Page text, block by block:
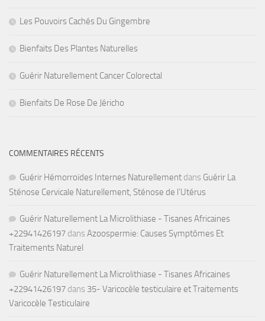
Les Pouvoirs Cachés Du Gingembre
Bienfaits Des Plantes Naturelles
Guérir Naturellement Cancer Colorectal
Bienfaits De Rose De Jéricho
COMMENTAIRES RÉCENTS
Guérir Hémorroïdes Internes Naturellement dans Guérir La
Sténose Cervicale Naturellement, Sténose de l’Utérus
Guérir Naturellement La Microlithiase - Tisanes Africaines
+22941426197 dans Azoospermie: Causes Symptômes Et
Traitements Naturel
Guérir Naturellement La Microlithiase - Tisanes Africaines
+22941426197 dans 35- Varicocèle testiculaire et Traitements
Varicocèle Testiculaire